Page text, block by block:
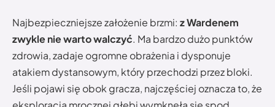
Najbezpieczniejsze założenie brzmi: z Wardenem
zwykle nie warto walczyć. Ma bardzo dużo punktów
zdrowia, zadaje ogromne obrażenia i dysponuje
atakiem dystansowym, który przechodzi przez bloki.
Jeśli pojawi się obok gracza, najczęściej oznacza to, że